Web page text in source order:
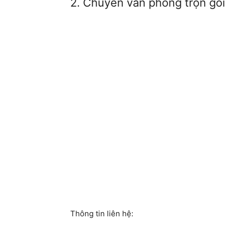
Thông tin liên hệ: